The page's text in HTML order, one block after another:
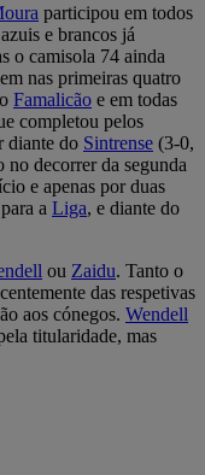
participou em todos
e brancos já
o camisola 74 ainda
nas primeiras quatro
Famalicão e em todas
completou pelos
diante do Sintrense (3-0,
no decorrer da segunda
e apenas por duas
a Liga, e diante do
ou Zaidu. Tanto o
das respetivas
aos cónegos. Wendell
titularidade, mas